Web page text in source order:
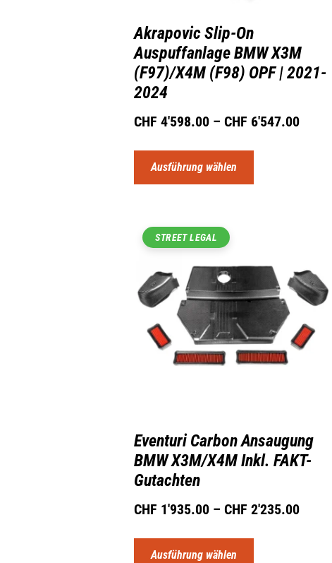
Akrapovic Slip-On
Auspuffanlage BMW X3M
(F97)/X4M (F98) OPF | 2021-
2024
CHF 4'598.00 –CHF 6'547.00
Ausführung wählen
STREET LEGAL
Eventuri Carbon Ansaugung
BMW X3M/X4M Inkl. FAKT-
Gutachten
CHF 1'935.00 –CHF 2'235.00
Ausführung wählen